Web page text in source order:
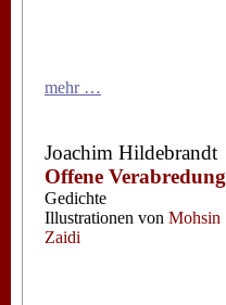
mehr …
Joachim Hildebrandt
Offene Verabredung
Gedichte
Illustrationen von Mohsin
Zaidi